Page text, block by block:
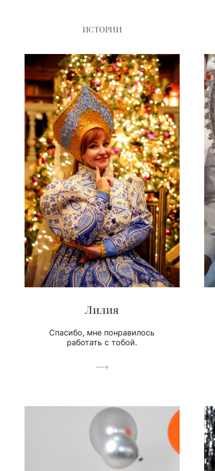
ИСТОРИИ
Лилия
Спасибо, мне понравилось
работать с тобой.